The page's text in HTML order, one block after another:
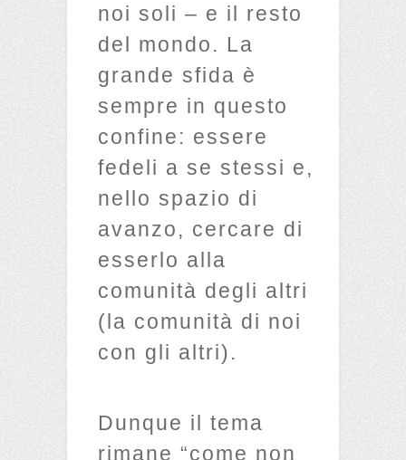
noi soli – e il resto
del mondo. La
grande sfida è
sempre in questo
confine: essere
fedeli a se stessi e,
nello spazio di
avanzo, cercare di
esserlo alla
comunità degli altri
(la comunità di noi
con gli altri).
Dunque il tema
rimane “come non